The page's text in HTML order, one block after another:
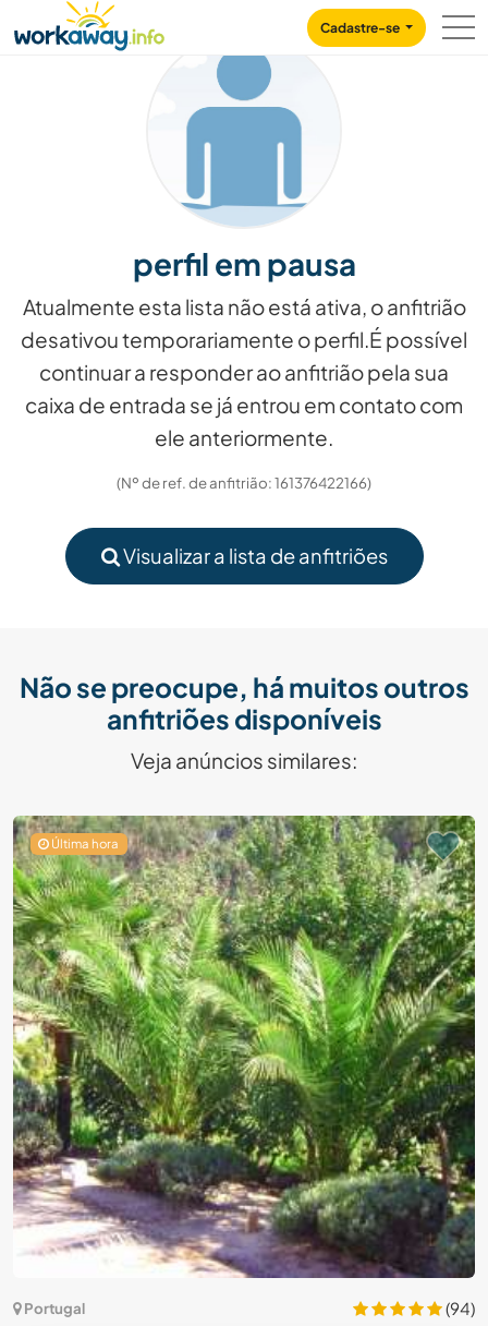
CONTENT
MAIN NAVIGATION
Cadastre-se
perfil em pausa
Atualmente esta lista não está ativa, o anfitrião
desativou temporariamente o perfil.É possível
continuar a responder ao anfitrião pela sua
caixa de entrada se já entrou em contato com
ele anteriormente.
(Nº de ref. de anfitrião: 161376422166)
Visualizar a lista de anfitriões
Não se preocupe, há muitos outros
anfitriões disponíveis
Veja anúncios similares:
Última hora
Portugal
(94)